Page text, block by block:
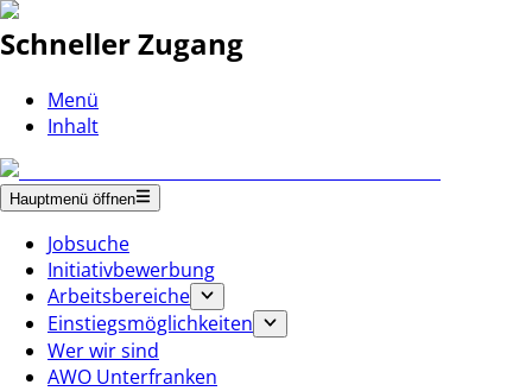
Schneller Zugang
Menü
Inhalt
Hauptmenü öffnen
Jobsuche
Initiativbewerbung
Arbeitsbereiche
Einstiegsmöglichkeiten
Wer wir sind
AWO Unterfranken